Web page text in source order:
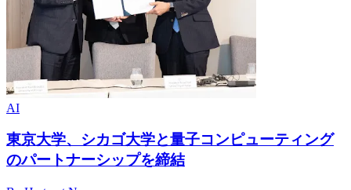
AI
東京大学、シカゴ大学と量子コンピューティング
のパートナーシップを締結